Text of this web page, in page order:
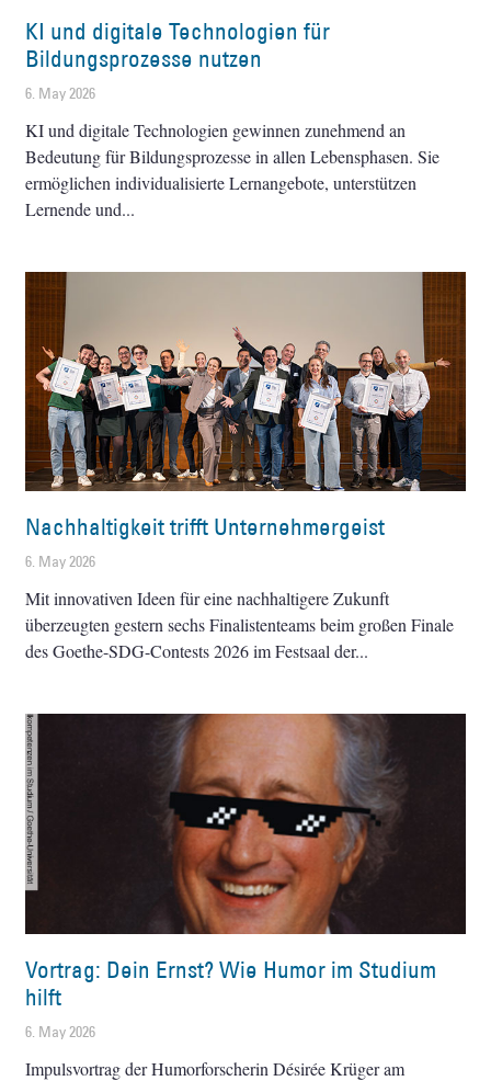
KI und digitale Technologien für
Bildungsprozesse nutzen
6. May 2026
KI und digitale Technologien gewinnen zunehmend an
Bedeutung für Bildungsprozesse in allen Lebensphasen. Sie
ermöglichen individualisierte Lernangebote, unterstützen
Lernende und
Nachhaltigkeit trifft Unternehmergeist
6. May 2026
Mit innovativen Ideen für eine nachhaltigere Zukunft
überzeugten gestern sechs Finalistenteams beim großen Finale
des Goethe-SDG-Contests 2026 im Festsaal der
Vortrag: Dein Ernst? Wie Humor im Studium
hilft
6. May 2026
Impulsvortrag der Humorforscherin Désirée Krüger am